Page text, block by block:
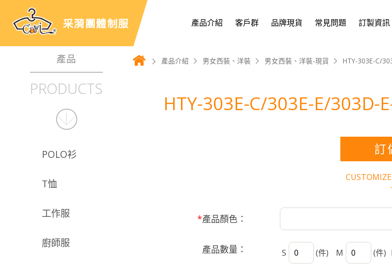
采漪團體制服 產品介紹 客戶群 品牌現貨 常見問題 訂製資訊
產品
PRODUCTS
POLO衫
T恤
工作服
廚師服
產品介紹 男女西裝、洋裝 男女西裝、洋裝-現貨 HTY-303E-C/
HTY-303E-C/303E-E/303D-
訂
*產品顏色：
產品數量： S (件) M (件)